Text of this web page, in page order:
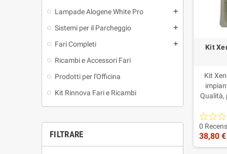
Lampade Alogene White Pro add
Sistemi per il Parcheggio add
Fari Completi add
Ricambi e Accessori Fari
Prodotti per l'Officina
Kit Rinnova Fari e Ricambi
FILTRARE
Kit
Kit
Qualità,
Xenon
0
38,80 €